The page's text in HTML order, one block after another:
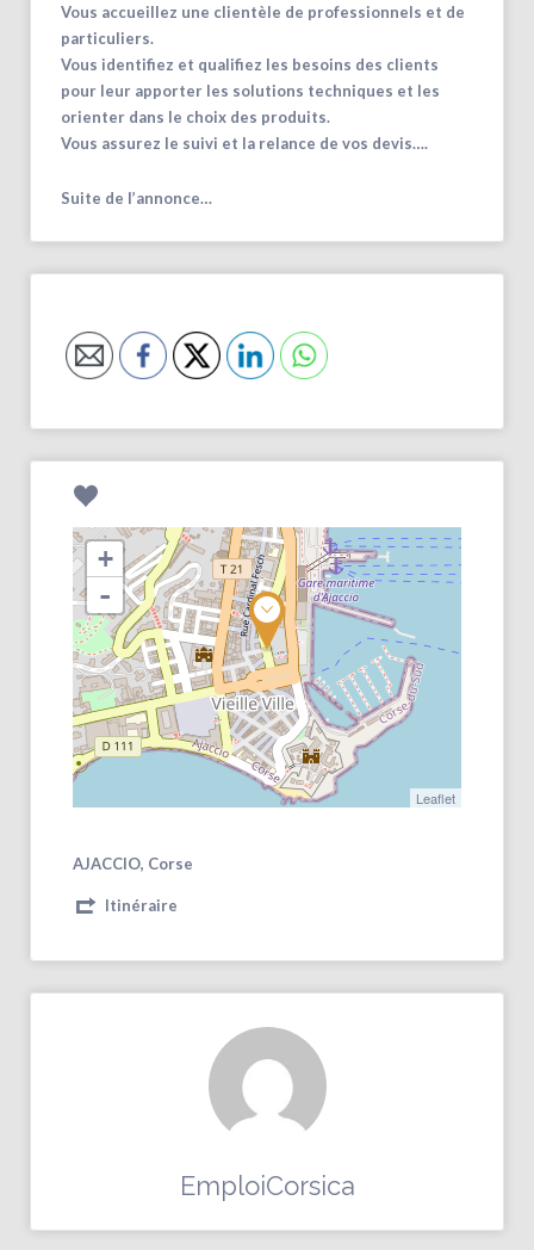
Vous accueillez une clientèle de professionnels et de
particuliers.
Vous identifiez et qualifiez les besoins des clients
pour leur apporter les solutions techniques et les
orienter dans le choix des produits.
Vous assurez le suivi et la relance de vos devis….
Suite de l’annonce…
+
-
Leaflet
AJACCIO, Corse
Itinéraire
EmploiCorsica